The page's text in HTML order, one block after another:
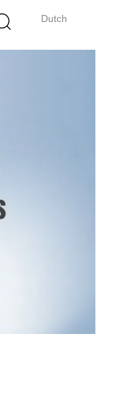
Dutch